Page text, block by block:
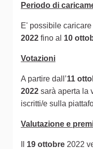
Periodo di
E' possibile
2022 fino al 10
Votazioni
A partire dall’11
2022 sarà aperta la
iscritti/e sulla
Valutazione e
19 ottobre 2022